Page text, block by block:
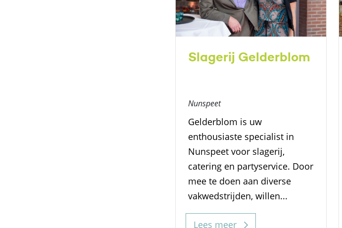
Slagerij Gelderblom
Nunspeet
Gelderblom is uw
enthousiaste specialist in
Nunspeet voor slagerij,
catering en partyservice. Door
mee te doen aan diverse
vakwedstrijden, willen...
Lees meer